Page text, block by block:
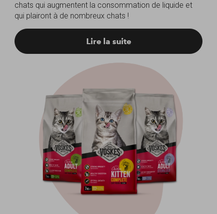
chats qui augmentent la consommation de liquide et
qui plairont à de nombreux chats !
Lire la suite